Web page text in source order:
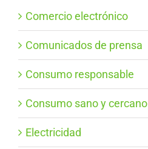
Comercio electrónico
Comunicados de prensa
Consumo responsable
Consumo sano y cercano
Electricidad